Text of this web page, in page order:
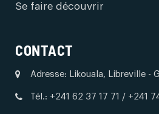
Se faire découvrir
CONTACT
Adresse: Likouala, Libreville -
Tél.: +241 62 37 17 71 / +241